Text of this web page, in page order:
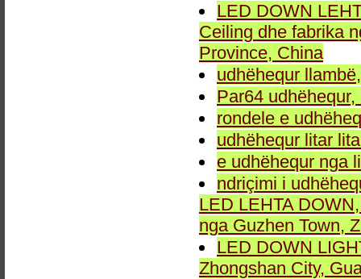
LED DOWN
Ceiling dhe fabrika
Province, China
udhëhequr
Par64
rondele e
udhëhequr litar
e udhëhequr nga
ndriçimi i
LED LEHTA
nga Guzhen Town,
LED DOWN
Zhongshan City,